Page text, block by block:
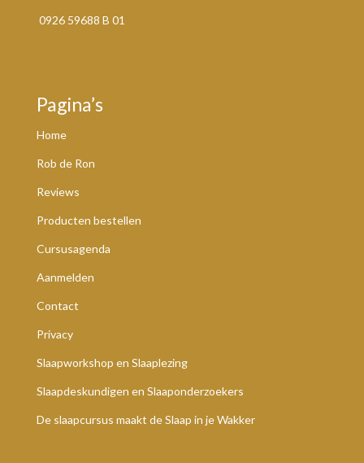
0926 59688 B 01
Pagina’s
Home
Rob de Ron
Reviews
Producten bestellen
Cursusagenda
Aanmelden
Contact
Privacy
Slaapworkshop en Slaaplezing
Slaapdeskundigen en Slaaponderzoekers
De slaapcursus maakt de Slaap in je Wakker